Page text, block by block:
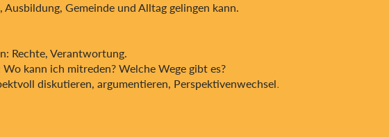
Ausbildung, Gemeinde und Alltag gelingen kann.
Rechte, Verantwortung.
kann ich mitreden? Welche Wege gibt es?
diskutieren, argumentieren, Perspektivenwechsel.